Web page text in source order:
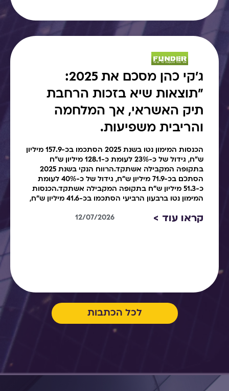
ג׳קי כהן מסכם את 2025:
"תוצאות שיא בזכות הרחבת
תיק האשראי, אך המלחמה
והריבית משפיעות.
הכנסות המימון נטו בשנת 2025 הסתכמו בכ-157.9 מיליון
ש"ח, גידול של כ-23% לעומת כ-128.1 מיליון ש"ח
בתקופה המקבילה אשתקד.הרווח הנקי בשנת 2025
הסתכם בכ-71.9 מיליון ש"ח, גידול של כ-40% לעומת
כ-51.3 מיליון ש"ח בתקופה המקבילה אשתקד.הכנסות
המימון נטו ברבעון הרביעי הסתכמו בכ-41.6 מיליון ש"ח,
קראו עוד > 12/07/2026
לכל הכתבות